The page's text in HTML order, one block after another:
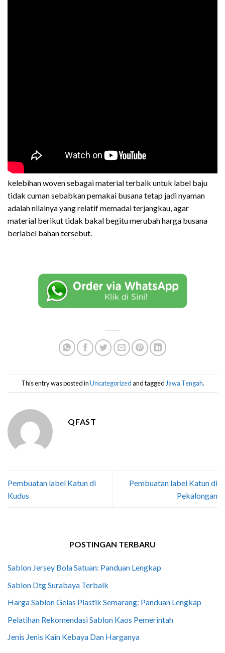
kelebihan woven sebagai material terbaik untuk label baju
tidak cuman sebabkan pemakai busana tetap jadi nyaman
adalah nilainya yang relatif memadai terjangkau, agar
material berikut tidak bakal begitu merubah harga busana
berlabel bahan tersebut.
This entry was posted inUncategorizedand tagged Jawa Tengah.
QFAST
Pembuatan label Katun di
Kudus
Pembuatan label Katun di
Pekalongan
POSTINGAN TERBARU
Sablon Jersey Bola Satuan: Panduan Lengkap
Sablon Dtg Surabaya Terbaik
Harga Sablon Gelas Plastik Semarang: Panduan Lengkap
Pelatihan Rekomendasi Sablon Kaos Pemerintah
Jenis Jenis Kain Kebaya Dan Harganya